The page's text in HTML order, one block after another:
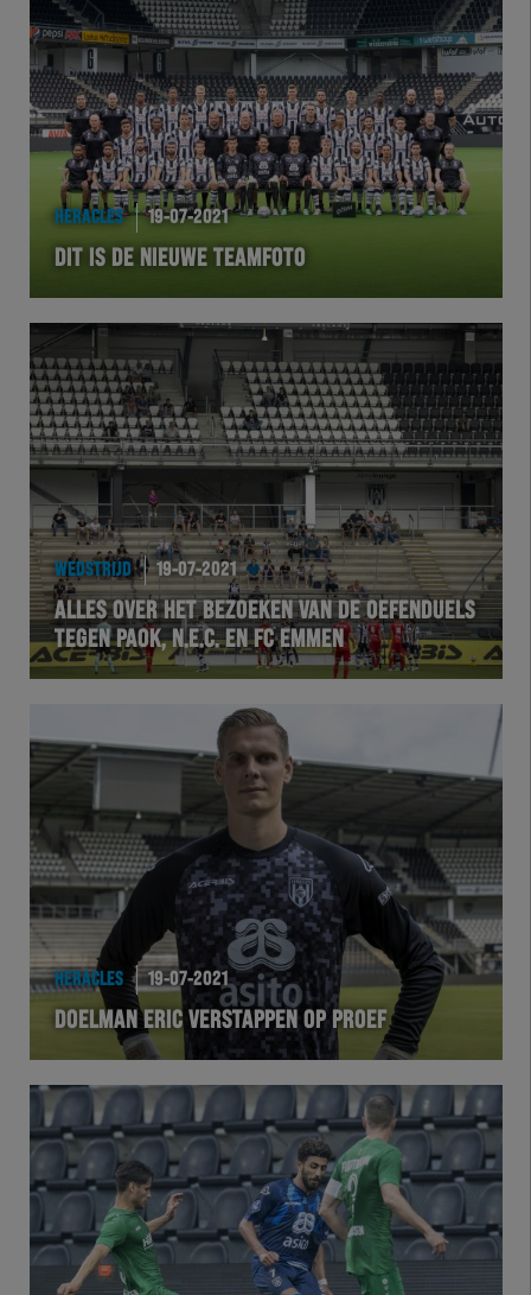
Team Zwart Wit
Futsal
eSports
Academie
HERACLES 19-07-2021
DIT IS DE NIEUWE TEAMFOTO
WEDSTRIJD 19-07-2021
ALLES OVER HET BEZOEKEN VAN DE OEFENDUELS
TEGEN PAOK, N.E.C. EN FC EMMEN
HERACLES 19-07-2021
DOELMAN ERIC VERSTAPPEN OP PROEF